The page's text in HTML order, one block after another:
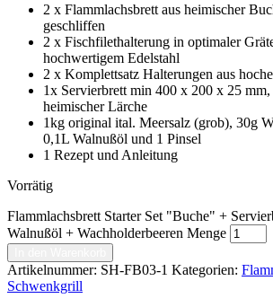
2 x Flammlachsbrett aus heimischer
geschliffen
2 x Fischfilethalterung in optimaler
hochwertigem Edelstahl
2 x Komplettsatz Halterungen aus
1x Servierbrett min 400 x 200 x 25 mm,
heimischer Lärche
1kg original ital. Meersalz (grob), 30g
0,1L Walnußöl und 1 Pinsel
1 Rezept und Anleitung
Vorrätig
Flammlachsbrett Starter Set "Buche" +
Walnußöl + Wachholderbeeren Menge
Artikelnummer: SH-FB03-1 Kategorien:
Schwenkgrill